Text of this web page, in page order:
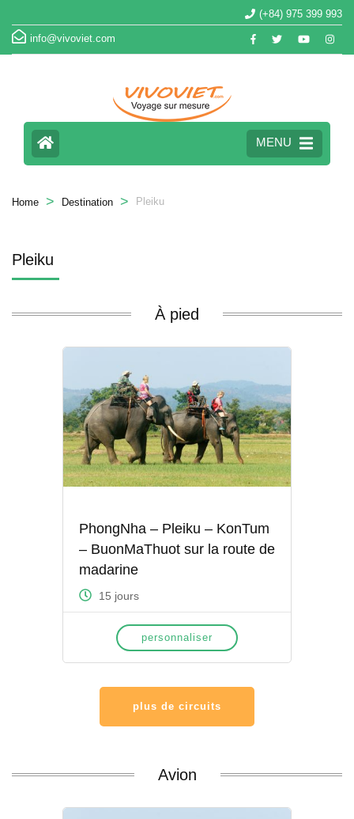
(+84) 975 399 993
info@vivoviet.com
MENU
Home > Destination > Pleiku
Pleiku
À pied
PhongNha – Pleiku – KonTum
– BuonMaThuot sur la route de
madarine
15 jours
personnaliser
plus de circuits
Avion